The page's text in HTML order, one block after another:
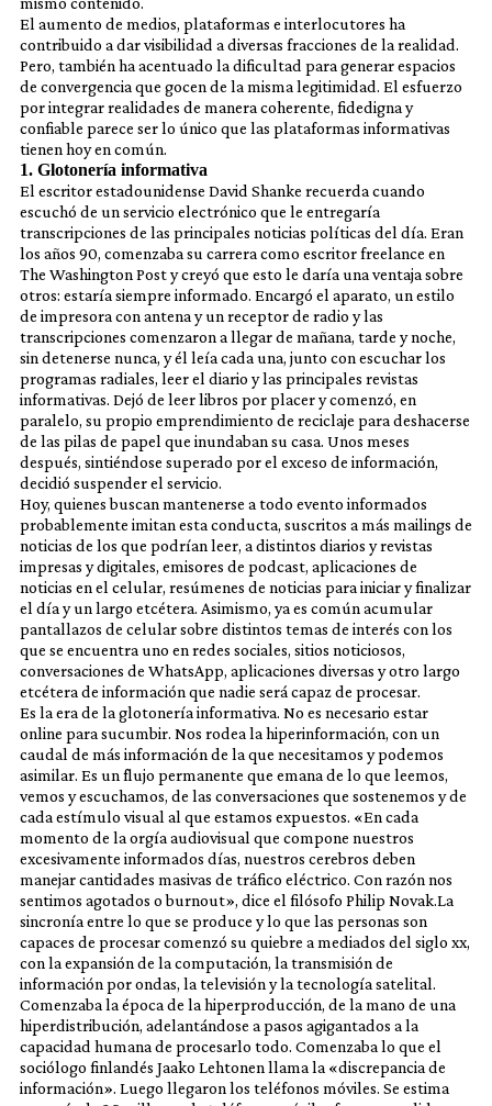
El aumento de medios, plataformas e interlocutores ha
contribuido a dar visibilidad a diversas fracciones de la realidad.
Pero, también ha acentuado la dificultad para generar espacios
de convergencia que gocen de la misma legitimidad. El esfuerzo
por integrar realidades de manera coherente, fidedigna y
confiable parece ser lo único que las plataformas informativas
tienen hoy en común.
1. Glotonería informativa
El escritor estadounidense David Shanke recuerda cuando
escuchó de un servicio electrónico que le entregaría
transcripciones de las principales noticias políticas del día. Eran
los años 90, comenzaba su carrera como escritor freelance en
The Washington Post y creyó que esto le daría una ventaja sobre
otros: estaría siempre informado. Encargó el aparato, un estilo
de impresora con antena y un receptor de radio y las
transcripciones comenzaron a llegar de mañana, tarde y noche,
sin detenerse nunca, y él leía cada una, junto con escuchar los
programas radiales, leer el diario y las principales revistas
informativas. Dejó de leer libros por placer y comenzó, en
paralelo, su propio emprendimiento de reciclaje para deshacerse
de las pilas de papel que inundaban su casa. Unos meses
después, sintiéndose superado por el exceso de información,
decidió suspender el servicio.
Hoy, quienes buscan mantenerse a todo evento informados
probablemente imitan esta conducta, suscritos a más mailings de
noticias de los que podrían leer, a distintos diarios y revistas
impresas y digitales, emisores de podcast, aplicaciones de
noticias en el celular, resúmenes de noticias para iniciar y finalizar
el día y un largo etcétera. Asimismo, ya es común acumular
pantallazos de celular sobre distintos temas de interés con los
que se encuentra uno en redes sociales, sitios noticiosos,
conversaciones de WhatsApp, aplicaciones diversas y otro largo
etcétera de información que nadie será capaz de procesar.
Es la era de la glotonería informativa. No es necesario estar
online para sucumbir. Nos rodea la hiperinformación, con un
caudal de más información de la que necesitamos y podemos
asimilar. Es un flujo permanente que emana de lo que leemos,
vemos y escuchamos, de las conversaciones que sostenemos y de
cada estímulo visual al que estamos expuestos. «En cada
momento de la orgía audiovisual que compone nuestros
excesivamente informados días, nuestros cerebros deben
manejar cantidades masivas de tráfico eléctrico. Con razón nos
sentimos agotados o burnout», dice el filósofo Philip Novak.La
sincronía entre lo que se produce y lo que las personas son
capaces de procesar comenzó su quiebre a mediados del siglo xx,
con la expansión de la computación, la transmisión de
información por ondas, la televisión y la tecnología satelital.
Comenzaba la época de la hiperproducción, de la mano de una
hiperdistribución, adelantándose a pasos agigantados a la
capacidad humana de procesarlo todo. Comenzaba lo que el
sociólogo finlandés Jaako Lehtonen llama la «discrepancia de
información». Luego llegaron los teléfonos móviles. Se estima